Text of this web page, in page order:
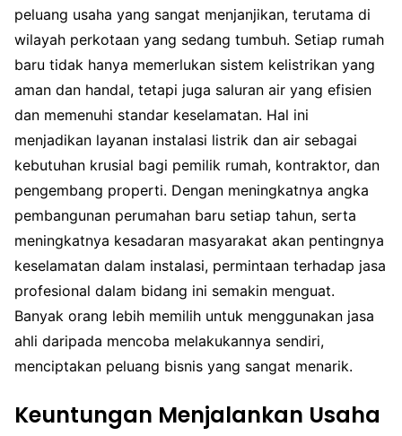
peluang usaha yang sangat menjanjikan, terutama di
wilayah perkotaan yang sedang tumbuh. Setiap rumah
baru tidak hanya memerlukan sistem kelistrikan yang
aman dan handal, tetapi juga saluran air yang efisien
dan memenuhi standar keselamatan. Hal ini
menjadikan layanan instalasi listrik dan air sebagai
kebutuhan krusial bagi pemilik rumah, kontraktor, dan
pengembang properti. Dengan meningkatnya angka
pembangunan perumahan baru setiap tahun, serta
meningkatnya kesadaran masyarakat akan pentingnya
keselamatan dalam instalasi, permintaan terhadap jasa
profesional dalam bidang ini semakin menguat.
Banyak orang lebih memilih untuk menggunakan jasa
ahli daripada mencoba melakukannya sendiri,
menciptakan peluang bisnis yang sangat menarik.
Keuntungan Menjalankan Usaha